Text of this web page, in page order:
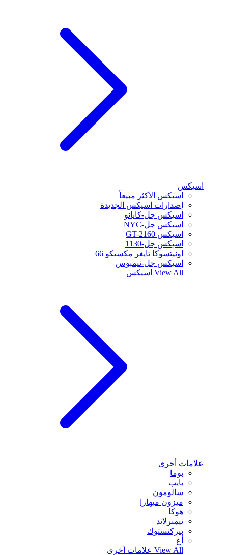
اسيكس
اسيكس الأكثر مبيعاً
إصدارات اسيكس الجديدة
اسيكس جل-كايانو
اسيكس جل-NYC
اسيكس GT-2160
اسيكس جل-1130
اونيتسوكا تايغر مكسيكو 66
اسيكس جل-نيمبوس
View All اسيكس
علامات أخرى
بوما
بايب
سالومون
ميزون ميهارا
هوكا
تيمبرلاند
بيركنستوك
أغ
View All علامات أخرى